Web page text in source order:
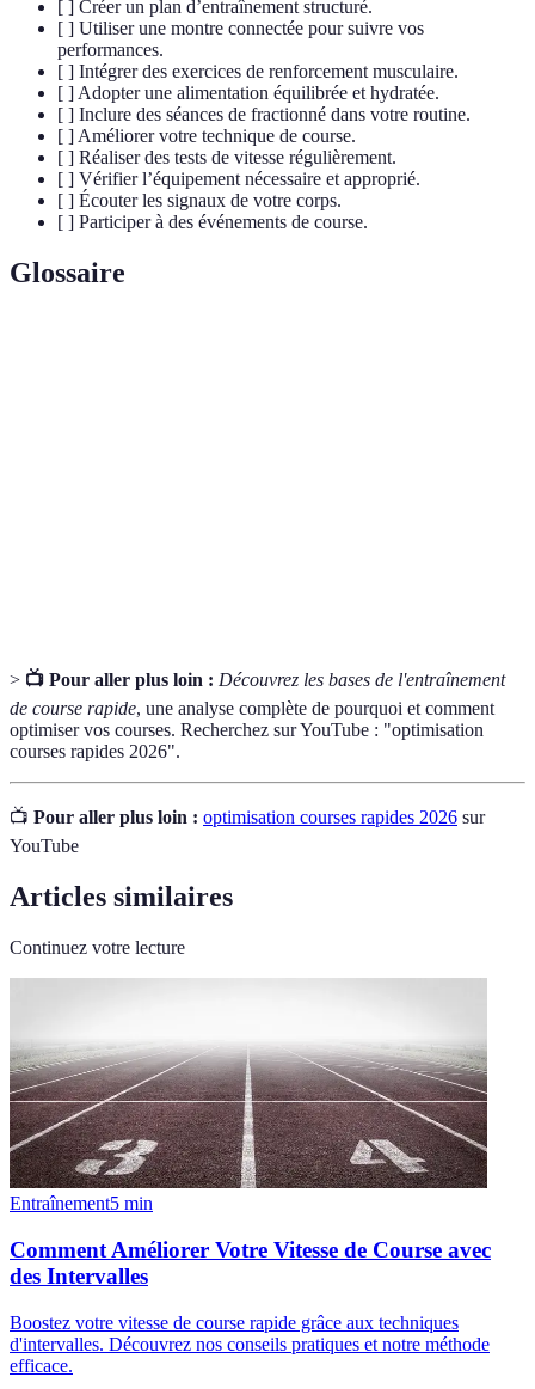
[ ] Créer un plan d’entraînement structuré.
[ ] Utiliser une montre connectée pour suivre vos
performances.
[ ] Intégrer des exercices de renforcement musculaire.
[ ] Adopter une alimentation équilibrée et hydratée.
[ ] Inclure des séances de fractionné dans votre routine.
[ ] Améliorer votre technique de course.
[ ] Réaliser des tests de vitesse régulièrement.
[ ] Vérifier l’équipement nécessaire et approprié.
[ ] Écouter les signaux de votre corps.
[ ] Participer à des événements de course.
Glossaire
> 📺 Pour aller plus loin : Découvrez les bases de l'entraînement
de course rapide, une analyse complète de pourquoi et comment
optimiser vos courses. Recherchez sur YouTube : "optimisation
courses rapides 2026".
📺 Pour aller plus loin : optimisation courses rapides 2026 sur
YouTube
Articles similaires
Continuez votre lecture
Entraînement5 min
Comment Améliorer Votre Vitesse de Course avec
des Intervalles
Boostez votre vitesse de course rapide grâce aux techniques
d'intervalles. Découvrez nos conseils pratiques et notre méthode
efficace.